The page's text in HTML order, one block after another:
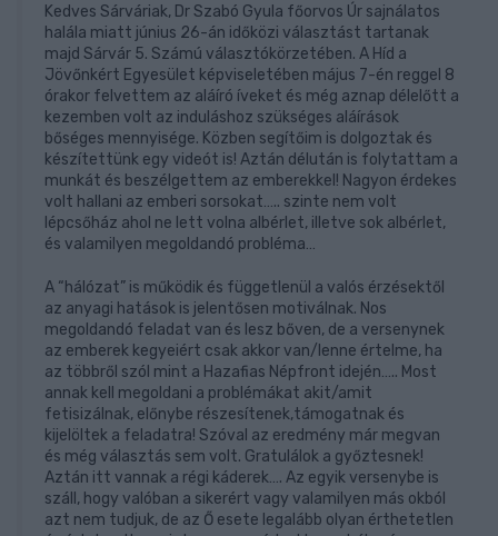
Kedves Sárváriak, Dr Szabó Gyula főorvos Úr sajnálatos
halála miatt június 26-án időközi választást tartanak
majd Sárvár 5. Számú választókörzetében. A Híd a
Jövőnkért Egyesület képviseletében május 7-én reggel 8
órakor felvettem az aláíró íveket és még aznap délelőtt a
kezemben volt az induláshoz szükséges aláírások
bőséges mennyisége. Közben segítőim is dolgoztak és
készítettünk egy videót is! Aztán délután is folytattam a
munkát és beszélgettem az emberekkel! Nagyon érdekes
volt hallani az emberi sorsokat….. szinte nem volt
lépcsőház ahol ne lett volna albérlet, illetve sok albérlet,
és valamilyen megoldandó probléma…
A “hálózat” is működik és függetlenül a valós érzésektől
az anyagi hatások is jelentősen motiválnak. Nos
megoldandó feladat van és lesz bőven, de a versenynek
az emberek kegyeiért csak akkor van/lenne értelme, ha
az többről szól mint a Hazafias Népfront idején….. Most
annak kell megoldani a problémákat akit/amit
fetisizálnak, előnybe részesítenek,támogatnak és
kijelöltek a feladatra! Szóval az eredmény már megvan
és még választás sem volt. Gratulálok a győztesnek!
Aztán itt vannak a régi káderek…. Az egyik versenybe is
száll, hogy valóban a sikerért vagy valamilyen más okból
azt nem tudjuk, de az Ő esete legalább olyan érthetetlen